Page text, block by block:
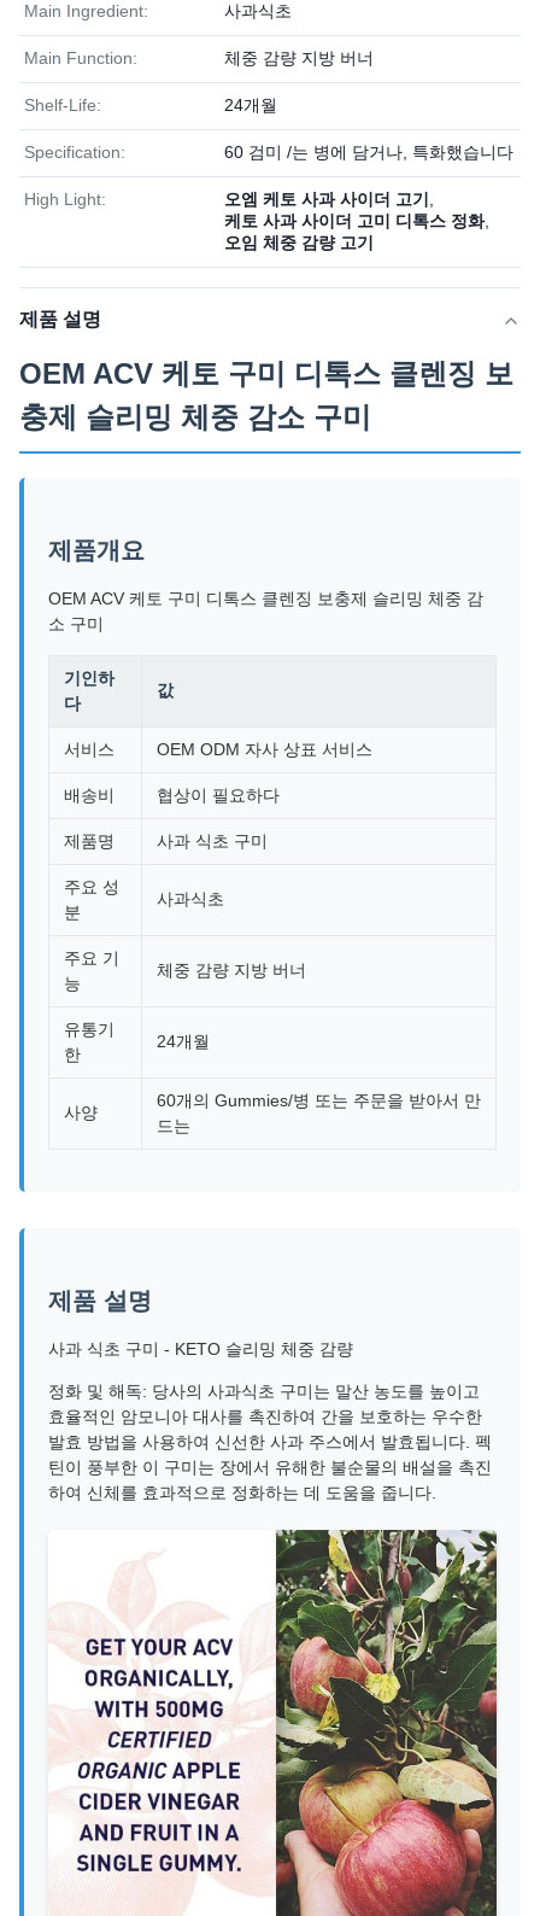
Main Ingredient: 사과식초
Main Function: 체중 감량 지방 버너
Shelf-Life: 24개월
Specification: 60 검미 /는 병에 담거나, 특화했습니다
High Light: 오엠 케토 사과 사이더 고기
케토 사과 사이더 고미 디톡스 정화,
오임 체중 감량 고기
제품 설명
OEM ACV 케토 구미 디톡스 클렌징 보
충제 슬리밍 체중 감소 구미
제품개요
OEM ACV 케토 구미 디톡스 클렌징 보충제 슬리밍 체중 감
소 구미
기인하
다
값
서비스 OEM ODM 자사 상표 서비스
배송비 협상이 필요하다
제품명 사과 식초 구미
주요 성
분
사과식초
주요 기
능
체중 감량 지방 버너
유통기
한
24개월
사양
60개의 Gummies/병 또는 주문을 받아서 만
드는
제품 설명
사과 식초 구미 - KETO 슬리밍 체중 감량
정화 및 해독: 당사의 사과식초 구미는 말산 농도를 높이고
효율적인 암모니아 대사를 촉진하여 간을 보호하는 우수한
발효 방법을 사용하여 신선한 사과 주스에서 발효됩니다. 펙
틴이 풍부한 이 구미는 장에서 유해한 불순물의 배설을 촉진
하여 신체를 효과적으로 정화하는 데 도움을 줍니다.